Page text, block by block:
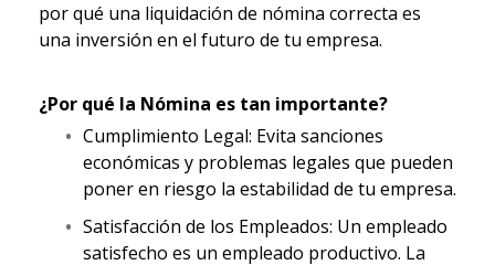
por qué una liquidación de nómina correcta es
una inversión en el futuro de tu empresa.
¿Por qué la Nómina es tan importante?
Cumplimiento Legal: Evita sanciones
económicas y problemas legales que pueden
poner en riesgo la estabilidad de tu empresa.
Satisfacción de los Empleados: Un empleado
satisfecho es un empleado productivo. La